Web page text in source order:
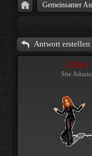
Gemeinsamer
Antwort erstellen
Joker
Site Admin